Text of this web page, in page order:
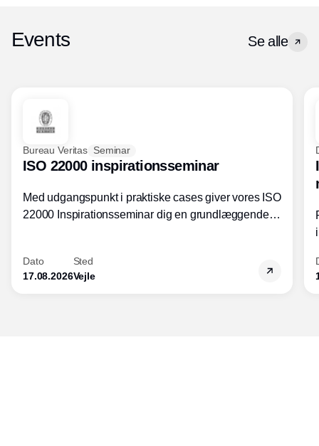
Events Se alle
Bureau Veritas Seminar
ISO 22000 inspirationsseminar
Med udgangspunkt i praktiske cases giver vores ISO
22000 Inspirationsseminar dig en grundlæggende
fødevarestandardens integration med andre
standarder.
Dato
17.08.2026
Sted
Vejle